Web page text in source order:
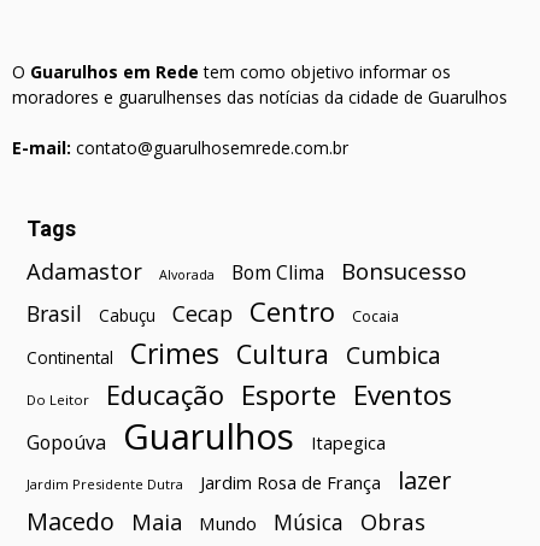
O Guarulhos em Rede tem como objetivo informar os
moradores e guarulhenses das notícias da cidade de Guarulhos
E-mail: contato@guarulhosemrede.com.br
Tags
Adamastor Alvorada Bom Clima Bonsucesso
Brasil Cabuçu Cecap Centro Cocaia
Continental Crimes Cultura Cumbica
Do Leitor Educação Esporte Eventos
Gopoúva Guarulhos Itapegica
Jardim Presidente Dutra Jardim Rosa de França
lazer
Macedo
Maia Mundo Música Obras